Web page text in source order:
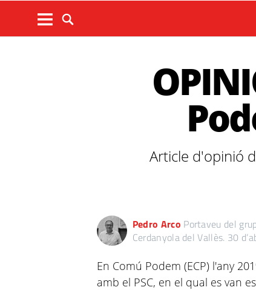
Article d'opinió
Pedro Arco Portaveu del
Cerdanyola del Vallès. 30
En Comú Podem (ECP) l'any
amb el PSC, en el qual es van